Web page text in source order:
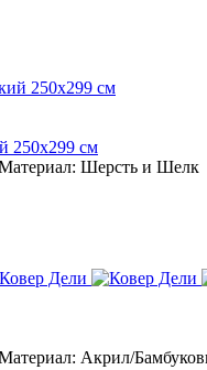
250x299 см
Шерсть и Шелк
Акрил/